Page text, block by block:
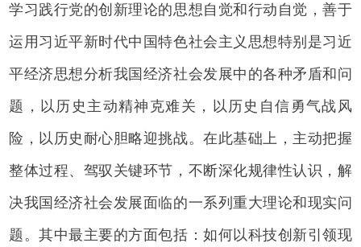
学习践行党的创新理论的思想自觉和行动自觉，善于
运用习近平新时代中国特色社会主义思想特别是习近
平经济思想分析我国经济社会发展中的各种矛盾和问
题，以历史主动精神克难关，以历史自信勇气战风
险，以历史耐心胆略迎挑战。在此基础上，主动把握
整体过程、驾驭关键环节，不断深化规律性认识，解
决我国经济社会发展面临的一系列重大理论和现实问
题。其中最主要的方面包括：如何以科技创新引领现